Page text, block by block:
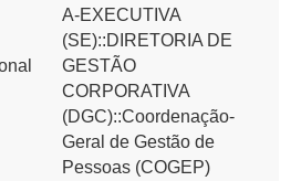
A-EXECUTIVA
(SE)::DIRETORIA DE
GESTÃO
CORPORATIVA
(DGC)::Coordenação-
Geral de Gestão de
Pessoas (COGEP)